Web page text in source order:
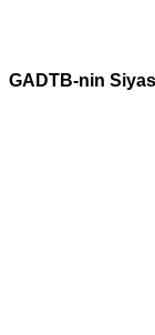
GADTB-nin